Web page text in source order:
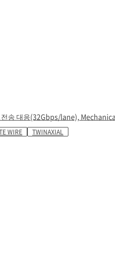
송 대응(32Gbps/lane),
WIRE TWINAXIAL